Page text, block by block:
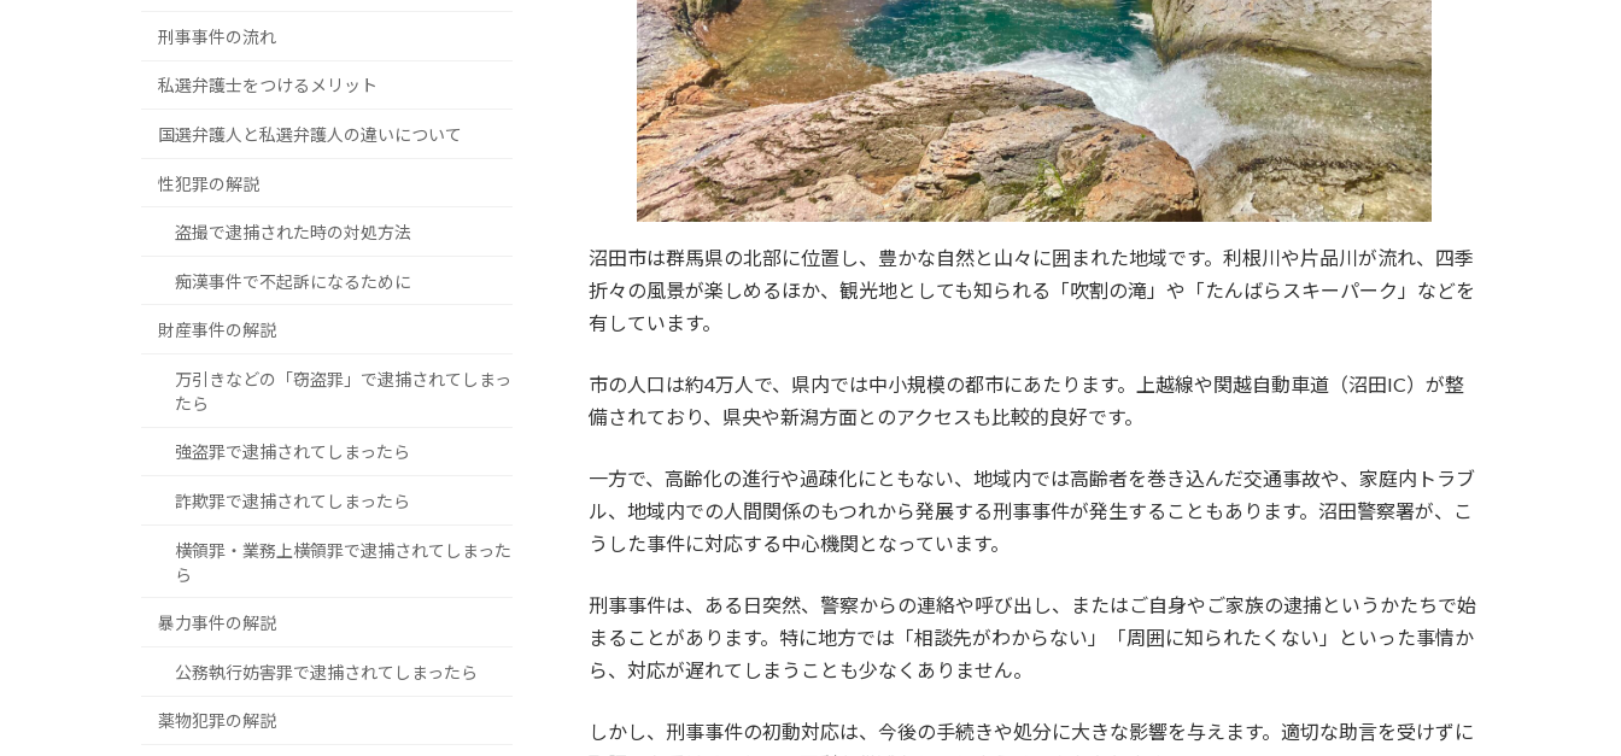
沼田市は群馬県の北部に位置し、豊かな自然と山々に囲まれた地域です。利根川や片品川が流れ、四季
折々の風景が楽しめるほか、観光地としても知られる「吹割の滝」や「たんばらスキーパーク」などを
有しています。
市の人口は約4万人で、県内では中小規模の都市にあたります。上越線や関越自動車道（沼田IC）が整
備されており、県央や新潟方面とのアクセスも比較的良好です。
一方で、高齢化の進行や過疎化にともない、地域内では高齢者を巻き込んだ交通事故や、家庭内トラブ
ル、地域内での人間関係のもつれから発展する刑事事件が発生することもあります。沼田警察署が、こ
うした事件に対応する中心機関となっています。
刑事事件は、ある日突然、警察からの連絡や呼び出し、またはご自身やご家族の逮捕というかたちで始
まることがあります。特に地方では「相談先がわからない」「周囲に知られたくない」といった事情か
ら、対応が遅れてしまうことも少なくありません。
しかし、刑事事件の初動対応は、今後の手続きや処分に大きな影響を与えます。適切な助言を受けずに
刑事事件の流れ
私選弁護士をつけるメリット
国選弁護人と私選弁護人の違いについて
性犯罪の解説
盗撮で逮捕された時の対処方法
痴漢事件で不起訴になるために
財産事件の解説
万引きなどの「窃盗罪」で逮捕されてしまっ
たら
強盗罪で逮捕されてしまったら
詐欺罪で逮捕されてしまったら
横領罪・業務上横領罪で逮捕されてしまった
ら
暴力事件の解説
公務執行妨害罪で逮捕されてしまったら
薬物犯罪の解説